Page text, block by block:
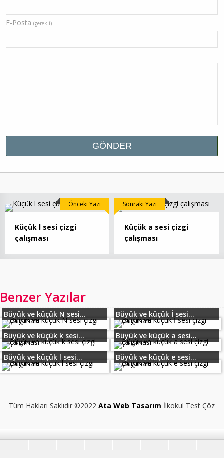
E-Posta (gerekli)
Küçük l sesi çizgi
çalışması
Önceki Yazı
Küçük a sesi çizgi
çalışması
Sonraki Yazı
Benzer Yazılar
Büyük ve küçük N sesi... Büyük ve küçük İ sesi...
Büyük ve küçük k sesi... Büyük ve küçük a sesi...
Büyük ve küçük l sesi... Büyük ve küçük e sesi...
Tüm Hakları Saklıdır ©2022 Ata Web Tasarım İlkokul Test Çöz